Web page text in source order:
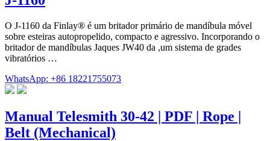
O J-1160 da Finlay® é um britador primário de mandíbula móvel
sobre esteiras autopropelido, compacto e agressivo. Incorporando o
britador de mandíbulas Jaques JW40 da ,um sistema de grades
vibratórios …
WhatsApp: +86 18221755073
Manual Telesmith 30-42 | PDF | Rope |
Belt (Mechanical)